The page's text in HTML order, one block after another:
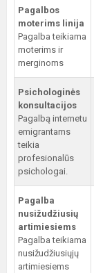
Pagalbos
moterims linija
Pagalba teikiama
moterims ir
merginoms
Psichologinės
konsultacijos
Pagalbą internetu
emigrantams
teikia
profesionalūs
psichologai.
Pagalba
nusižudžiusių
artimiesiems
Pagalba teikiama
nusižudžiusiųjų
artimiesiems